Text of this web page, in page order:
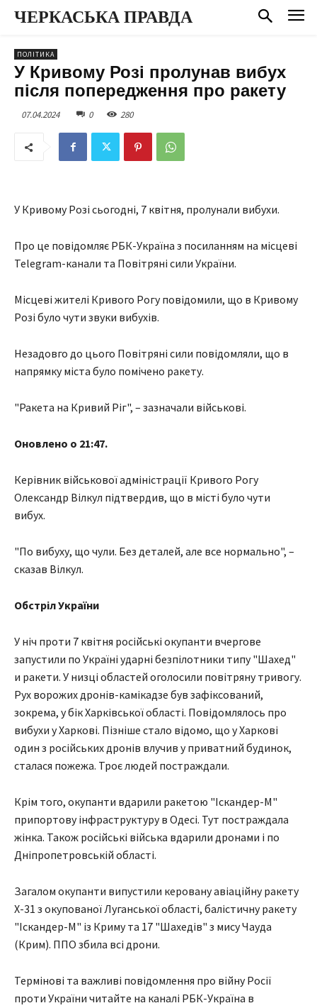
ЧЕРКАСЬКА ПРАВДА
ПОЛІТИКА
У Кривому Розі пролунав вибух
після попередження про ракету
07.04.2024 0 280
У Кривому Розі сьогодні, 7 квітня, пролунали вибухи.
Про це повідомляє РБК-Україна з посиланням на місцеві
Telegram-канали та Повітряні сили України.
Місцеві жителі Кривого Рогу повідомили, що в Кривому
Розі було чути звуки вибухів.
Незадовго до цього Повітряні сили повідомляли, що в
напрямку міста було помічено ракету.
"Ракета на Кривий Ріг", – зазначали військові.
Оновлено о 21:47.
Керівник військової адміністрації Кривого Рогу
Олександр Вілкул підтвердив, що в місті було чути
вибух.
"По вибуху, що чули. Без деталей, але все нормально", –
сказав Вілкул.
Обстріл України
У ніч проти 7 квітня російські окупанти вчергове
запустили по Україні ударні безпілотники типу "Шахед"
и ракети. У низці областей оголосили повітряну тривогу.
Рух ворожих дронів-камікадзе був зафіксований,
зокрема, у бік Харківської області. Повідомлялось про
вибухи у Харкові. Пізніше стало відомо, що у Харкові
один з російських дронів влучив у приватний будинок,
сталася пожежа. Троє людей постраждали.
Крім того, окупанти вдарили ракетою "Іскандер-М"
припортову інфраструктуру в Одесі. Тут постраждала
жінка. Також російські війська вдарили дронами і по
Дніпропетровській області.
Загалом окупанти випустили керовану авіаційну ракету
Х-31 з окупованої Луганської області, балістичну ракету
"Іскандер-М" із Криму та 17 "Шахедів" з мису Чауда
(Крим). ППО збила всі дрони.
Термінові та важливі повідомлення про війну Росії
проти України читайте на каналі РБК-Україна в